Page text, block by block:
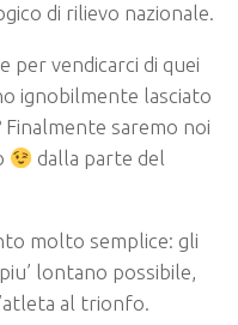
di rilievo nazionale.
per vendicarci di quei
ignobilmente lasciato
saremo noi
dalla parte del
molto semplice: gli
lontano possibile,
al trionfo.